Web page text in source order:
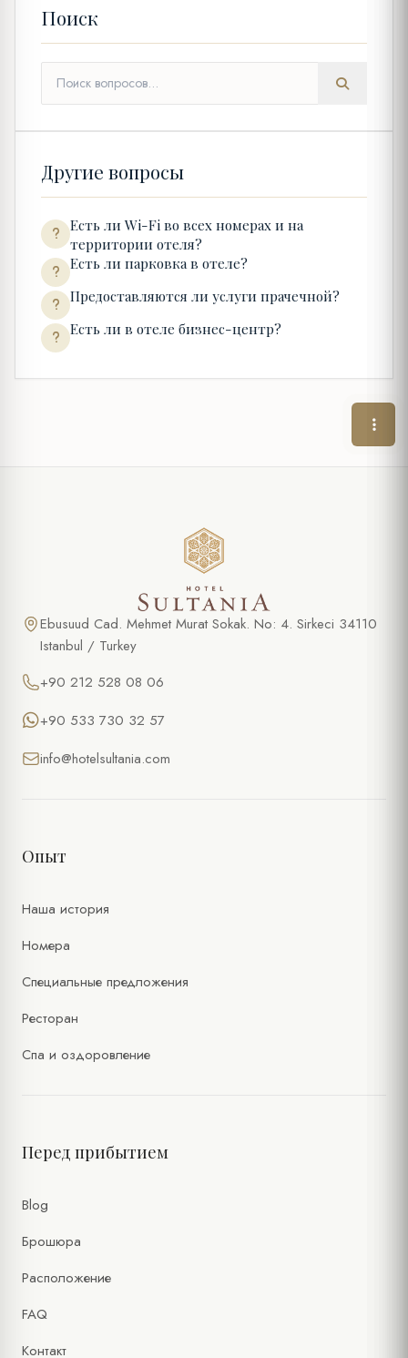
Поиск
Другие вопросы
Есть ли Wi-Fi во всех номерах и на
территории отеля?
Есть ли парковка в отеле?
Предоставляются ли услуги прачечной?
Есть ли в отеле бизнес-центр?
Ebusuud Cad. Mehmet Murat Sokak. No: 4. Sirkeci 34110
Istanbul / Turkey
+90 212 528 08 06
+90 533 730 32 57
info@hotelsultania.com
Опыт
Наша история
Номера
Специальные предложения
Ресторан
Спа и оздоровление
Перед прибытием
Blog
Брошюра
Расположение
FAQ
Контакт